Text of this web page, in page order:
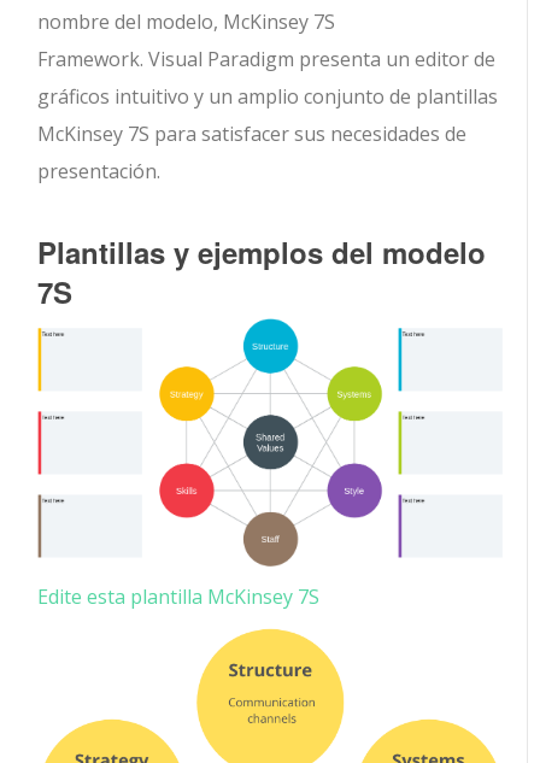
nombre del modelo, McKinsey 7S
Framework. Visual Paradigm presenta un editor de
gráficos intuitivo y un amplio conjunto de plantillas
McKinsey 7S para satisfacer sus necesidades de
presentación.
Plantillas y ejemplos del modelo
7S
Edite esta plantilla McKinsey 7S